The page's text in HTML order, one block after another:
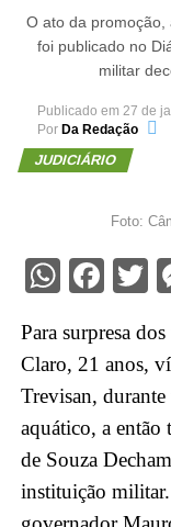
O ato da promoção,
foi publicado no
militar
Publicado em 27 de
Por Da Redação
JUDICIÁRIO
Foto:
Para surpresa
Claro, 21 anos,
Trevisan,
aquático, a
de Souza
instituição